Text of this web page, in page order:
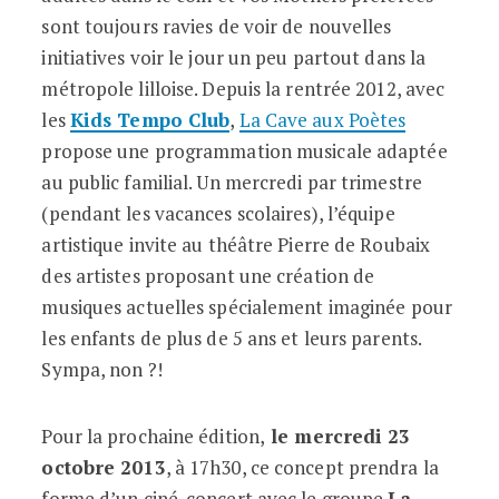
sont toujours ravies de voir de nouvelles
initiatives voir le jour un peu partout dans la
métropole lilloise. Depuis la rentrée 2012, avec
lesKids Tempo Club, La Cave aux Poètes
propose une programmation musicale adaptée
au public familial. Un mercredi par trimestre
(pendant les vacances scolaires), l’équipe
artistique invite au théâtre Pierre de Roubaix
des artistes proposant une création de
musiques actuelles spécialement imaginée pour
les enfants de plus de 5 ans et leurs parents.
Sympa, non ?!
Pour la prochaine édition, le mercredi 23
octobre 2013, à 17h30, ce concept prendra la